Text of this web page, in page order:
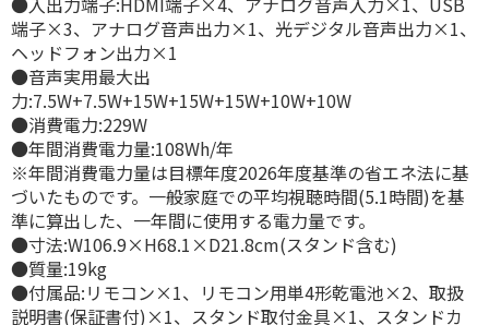
端子×3、アナログ音声出力×1、光デジタル音声出力×1、
ヘッドフォン出力×1
●音声実用最大出
力:7.5W+7.5W+15W+15W+15W+10W+10W
●消費電力:229W
●年間消費電力量:108Wh/年
※年間消費電力量は目標年度2026年度基準の省エネ法に基
づいたものです。一般家庭での平均視聴時間(5.1時間)を基
準に算出した、一年間に使用する電力量です。
●寸法:W106.9×H68.1×D21.8cm(スタンド含む)
●質量:19kg
●付属品:リモコン×1、リモコン用単4形乾電池×2、取扱
説明書(保証書付)×1、スタンド取付金具×1、スタンドカ